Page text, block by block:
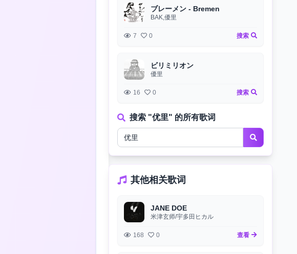
ブレーメン - Bremen
BAK,優里
7 0 搜索
ビリミリオン
優里
16 0 搜索
搜索 "优里" 的所有歌词
其他相关歌词
JANE DOE
米津玄师/宇多田ヒカル
168 0 查看